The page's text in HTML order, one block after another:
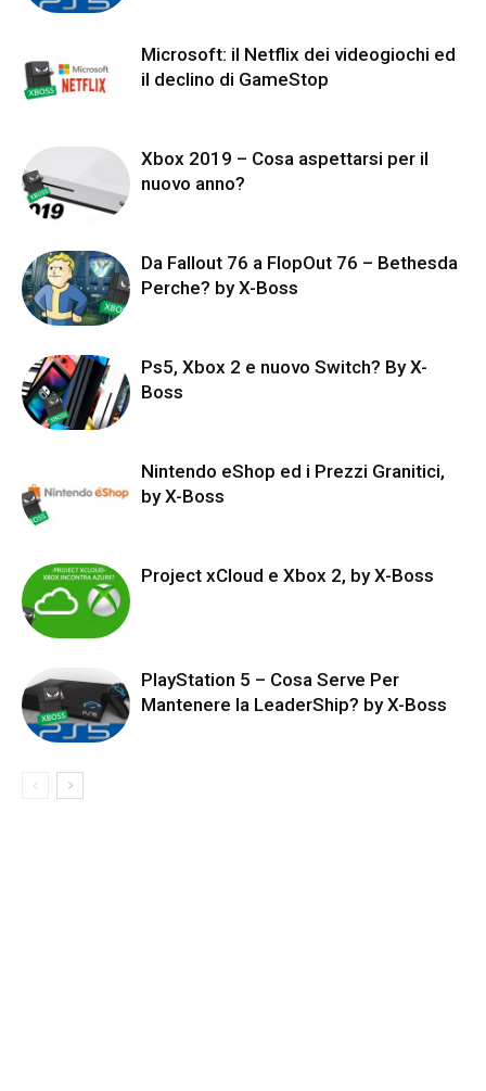
Microsoft: il Netflix dei videogiochi ed
il declino di GameStop
Xbox 2019 – Cosa aspettarsi per il
nuovo anno?
Da Fallout 76 a FlopOut 76 – Bethesda
Perche? by X-Boss
Ps5, Xbox 2 e nuovo Switch? By X-
Boss
Nintendo eShop ed i Prezzi Granitici,
by X-Boss
Project xCloud e Xbox 2, by X-Boss
PlayStation 5 – Cosa Serve Per
Mantenere la LeaderShip? by X-Boss